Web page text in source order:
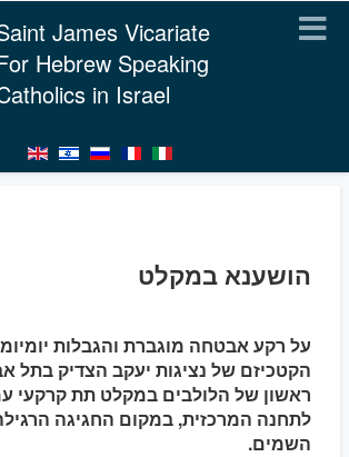
James Vicariate
Hebrew Speaking
in Israel
הושענא במקלט
על רקע אבטחה מוגברת והגבלות
הקטכיזם של נציגות יעקב הצדיק בתל
ראשון של הלולבים במקלט תת קרקעי
לתחנה המרכזית, במקום החגיגה
השמים.